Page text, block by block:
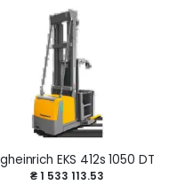
EKS 412s 1050 DT
₴ 1 533 113.53